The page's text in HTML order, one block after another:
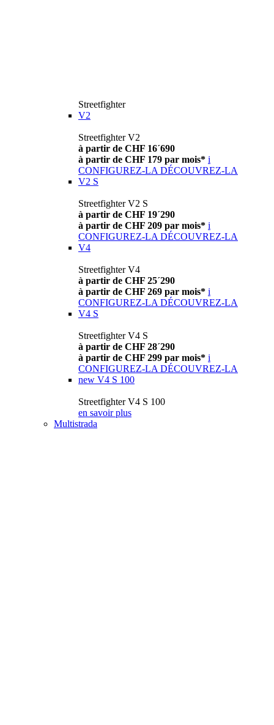
Streetfighter
V2
Streetfighter V2
à partir de CHF 16´690
à partir de CHF 179 par mois* i
CONFIGUREZ-LA DÉCOUVREZ-LA
V2 S
Streetfighter V2 S
à partir de CHF 19´290
à partir de CHF 209 par mois* i
CONFIGUREZ-LA DÉCOUVREZ-LA
V4
Streetfighter V4
à partir de CHF 25´290
à partir de CHF 269 par mois* i
CONFIGUREZ-LA DÉCOUVREZ-LA
V4 S
Streetfighter V4 S
à partir de CHF 28´290
à partir de CHF 299 par mois* i
CONFIGUREZ-LA DÉCOUVREZ-LA
new V4 S 100
Streetfighter V4 S 100
en savoir plus
Multistrada